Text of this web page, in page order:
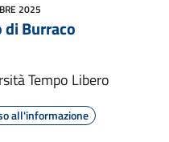
2025
di Burraco
Tempo Libero
all'informazione